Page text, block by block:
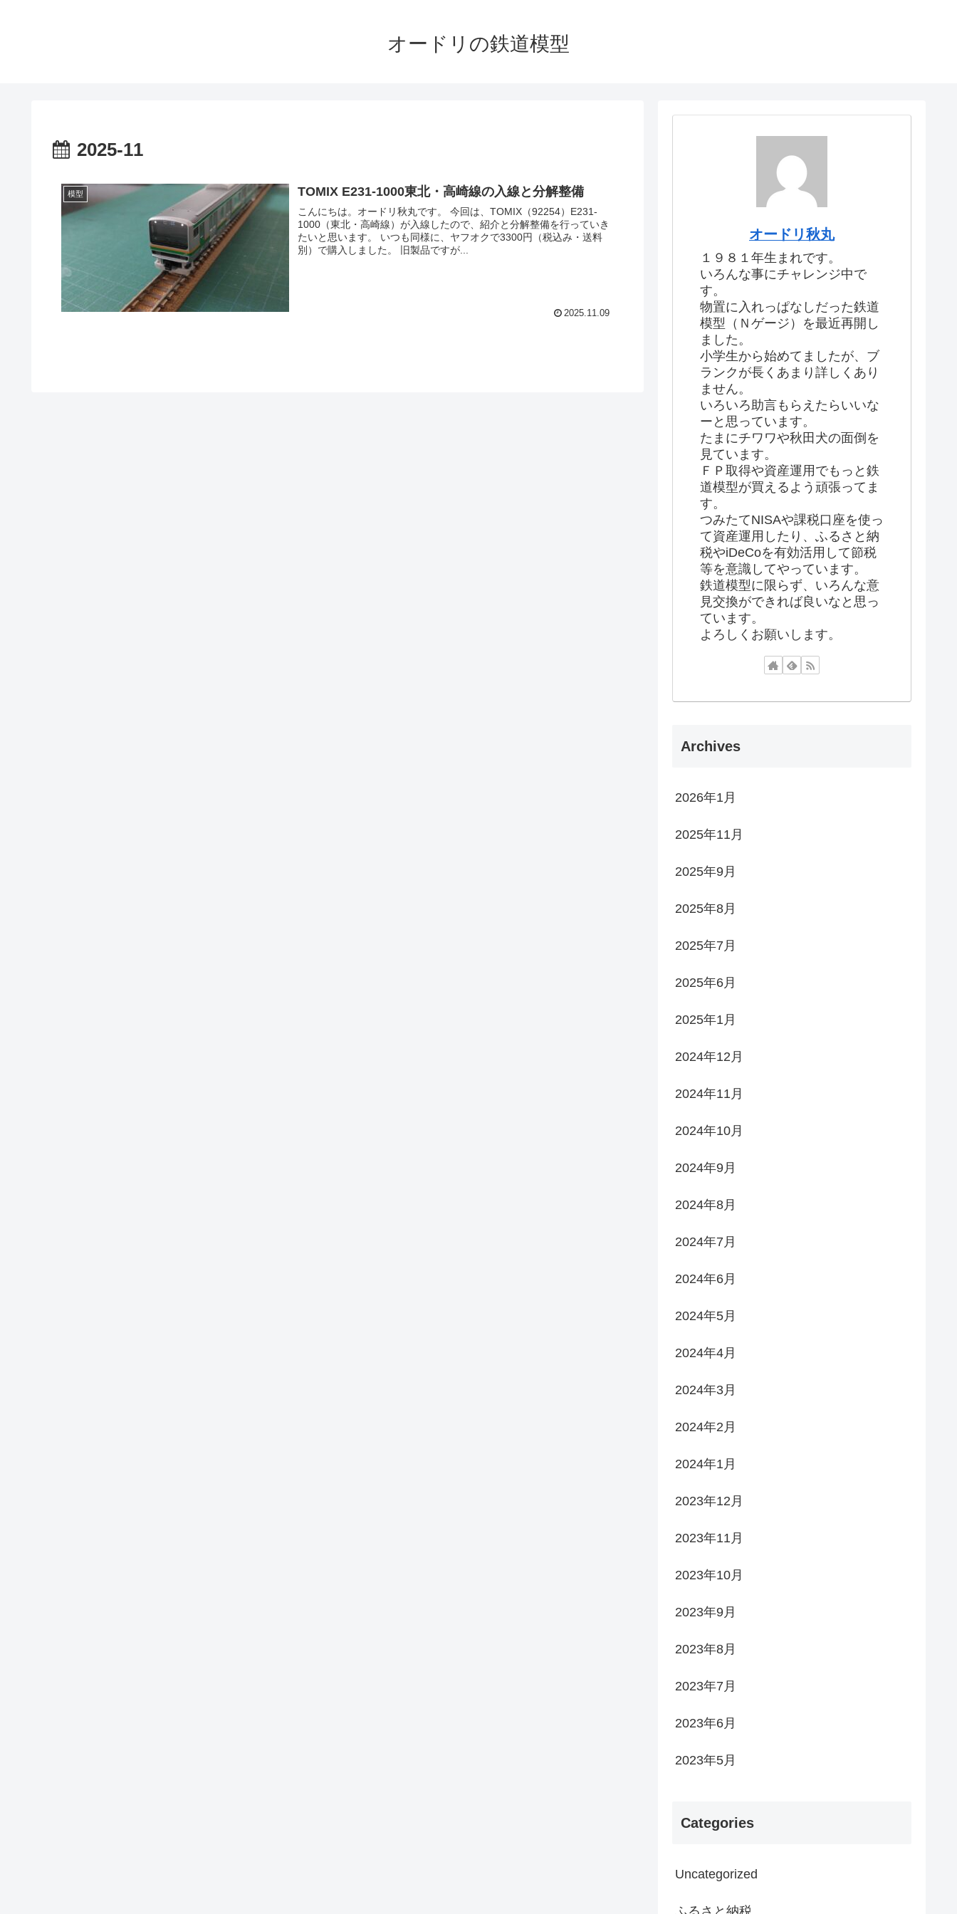
オードリの鉄道模型
2025-11
模型 TOMIX E231-1000東北・高崎線の入線と分解整備
こんにちは。オードリ秋丸です。 今回は、TOMIX（92254）E231-
1000（東北・高崎線）が入線したので、紹介と分解整備を行っていき
たいと思います。 いつも同様に、ヤフオクで3300円（税込み・送料
別）で購入しました。 旧製品ですが...
2025.11.09
オードリ秋丸
１９８１年生まれです。
いろんな事にチャレンジ中で
す。
物置に入れっぱなしだった鉄道
模型（Ｎゲージ）を最近再開し
ました。
小学生から始めてましたが、ブ
ランクが長くあまり詳しくあり
ません。
いろいろ助言もらえたらいいな
ーと思っています。
たまにチワワや秋田犬の面倒を
見ています。
ＦＰ取得や資産運用でもっと鉄
道模型が買えるよう頑張ってま
す。
つみたてNISAや課税口座を使っ
て資産運用したり、ふるさと納
税やiDeCoを有効活用して節税
等を意識してやっています。
鉄道模型に限らず、いろんな意
見交換ができれば良いなと思っ
ています。
よろしくお願いします。
Archives
2026年1月
2025年11月
2025年9月
2025年8月
2025年7月
2025年6月
2025年1月
2024年12月
2024年11月
2024年10月
2024年9月
2024年8月
2024年7月
2024年6月
2024年5月
2024年4月
2024年3月
2024年2月
2024年1月
2023年12月
2023年11月
2023年10月
2023年9月
2023年8月
2023年7月
2023年6月
2023年5月
Categories
Uncategorized